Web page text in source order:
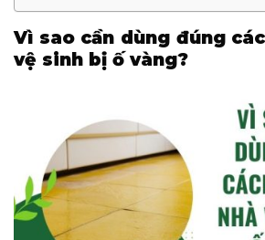
Vì sao cần dùng đúng
vệ sinh bị ố vàng?